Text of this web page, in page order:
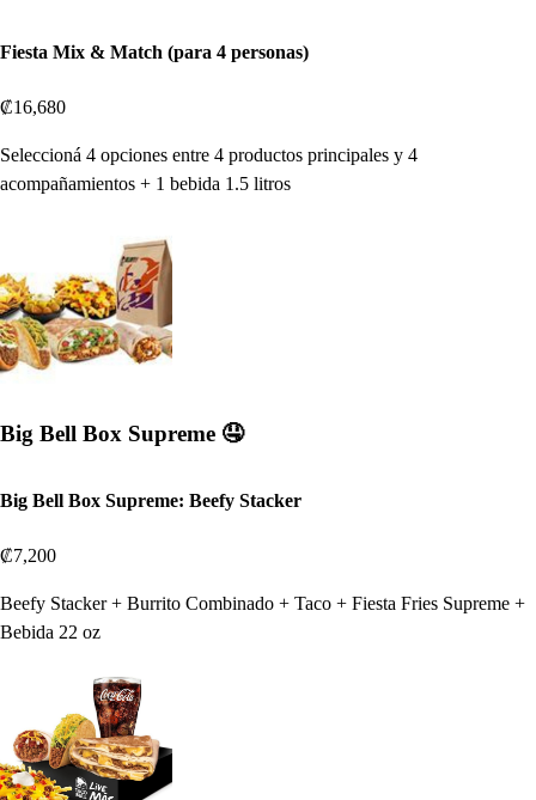
Fiesta Mix & Match (para 4 personas)
₡16,680
Seleccioná 4 opciones entre 4 productos principales y 4
acompañamientos + 1 bebida 1.5 litros
Big Bell Box Supreme 🤤
Big Bell Box Supreme: Beefy Stacker
₡7,200
Beefy Stacker + Burrito Combinado + Taco + Fiesta Fries Supreme +
Bebida 22 oz